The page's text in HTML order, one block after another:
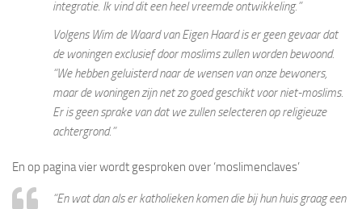
integratie. Ik vind dit een heel vreemde ontwikkeling.”
Volgens Wim de Waard van Eigen Haard is er geen gevaar dat
de woningen exclusief door moslims zullen worden bewoond.
“We hebben geluisterd naar de wensen van onze bewoners,
maar de woningen zijn net zo goed geschikt voor niet-moslims.
Er is geen sprake van dat we zullen selecteren op religieuze
achtergrond.”
En op pagina vier wordt gesproken over ‘moslimenclaves’
“En wat dan als er katholieken komen die bij hun huis graag een